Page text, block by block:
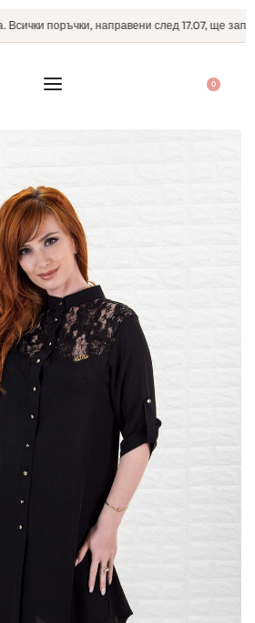
поръчки, направени след 17.07, ще
0